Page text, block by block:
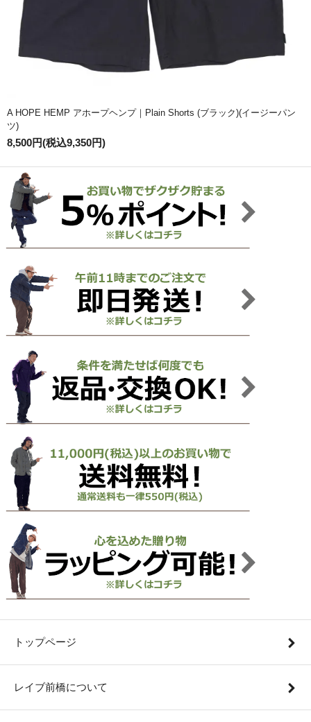
A HOPE HEMP アホープヘンプ｜Plain Shorts (ブラック)(イージーパン
ツ)
8,500円(税込9,350円)
トップページ
レイブ前橋について